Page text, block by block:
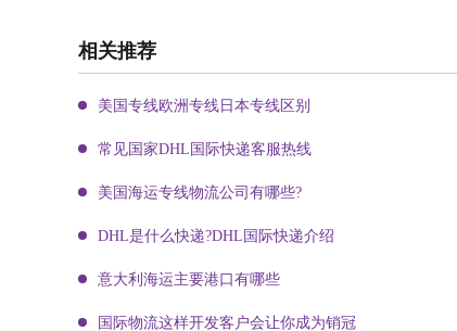
相关推荐
美国专线欧洲专线日本专线区别
常见国家DHL国际快递客服热线
美国海运专线物流公司有哪些?
DHL是什么快递?DHL国际快递介绍
意大利海运主要港口有哪些
国际物流这样开发客户会让你成为销冠